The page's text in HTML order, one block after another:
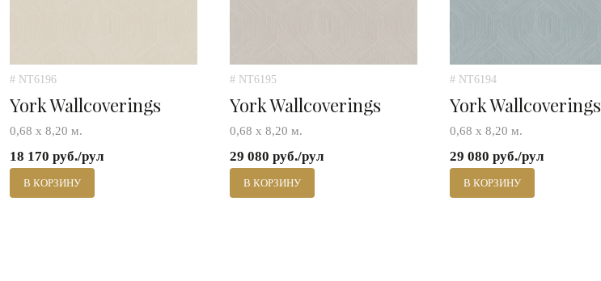
# NT6196
York Wallcoverings
0,68 х 8,20 м.
18 170 руб./рул
В КОРЗИНУ
# NT6195
York Wallcoverings
0,68 х 8,20 м.
29 080 руб./рул
В КОРЗИНУ
# NT6194
York Wallcoverings
0,68 х 8,20 м.
29 080 руб./рул
В КОРЗИНУ